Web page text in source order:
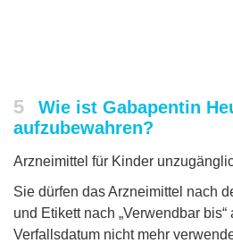
5
Wie ist Gabapentin
aufzubewahren?
Arzneimittel für Kinder
Sie dürfen das Arzneimittel nach
und Etikett nach „Verwendbar
Verfallsdatum nicht mehr